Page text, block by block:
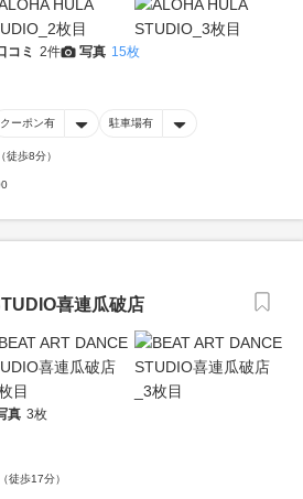
コミ 2件 写真 15枚
クーポン有 駐車場有
歩8分）
喜連瓜破店
真 3枚
徒歩17分）